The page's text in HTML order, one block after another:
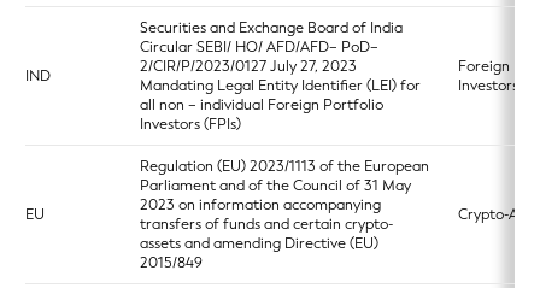
IND
Securities and Exchange Board of India
Circular SEBI/ HO/ AFD/AFD– PoD–
2/CIR/P/2023/0127 July 27, 2023
Mandating Legal Entity Identifier (LEI) for
all non – individual Foreign Portfolio
Investors (FPIs)
Foreign
Investors
EU
Regulation (EU) 2023/1113 of the European
Parliament and of the Council of 31 May
2023 on information accompanying
transfers of funds and certain crypto-
assets and amending Directive (EU)
2015/849
Crypto-